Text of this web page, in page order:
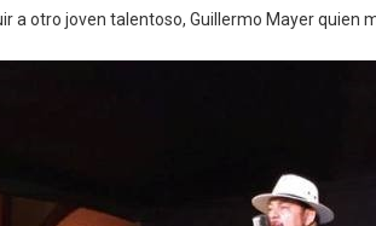
a otro joven talentoso, Guillermo Mayer quien